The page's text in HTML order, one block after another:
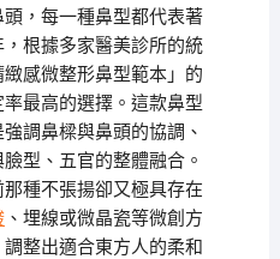
，每一種鼻型都代表著
根據多家醫美診所的統
感微整形鼻型範本」的
最高的選擇。這款鼻型
調鼻樑與鼻頭的協調、
型、五官的整體融合。
種不張揚卻又極具存在
、埋線或微晶瓷等微創方
整出適合東方人的柔和